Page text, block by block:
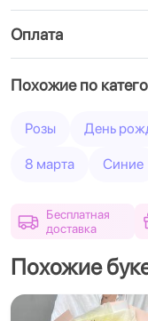
Оплата
Похожие по
Розы День
8 марта Синие
Бесплатная
доставка
Похожие